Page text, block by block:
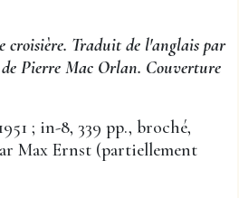
croisière. Traduit de l'anglais par
Pierre Mac Orlan. Couverture
; in-8, 339 pp., broché,
Max Ernst (partiellement